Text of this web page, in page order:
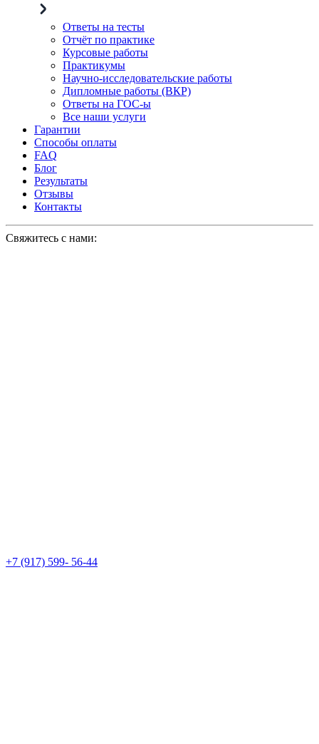
Ответы на тесты
Отчёт по практике
Курсовые работы
Практикумы
Научно-исследовательские работы
Дипломные работы (ВКР)
Ответы на ГОС-ы
Все наши услуги
Гарантии
Способы оплаты
FAQ
Блог
Результаты
Отзывы
Контакты
Свяжитесь с нами:
+7 (917) 599- 56-44